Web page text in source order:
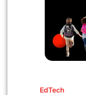
EdTech